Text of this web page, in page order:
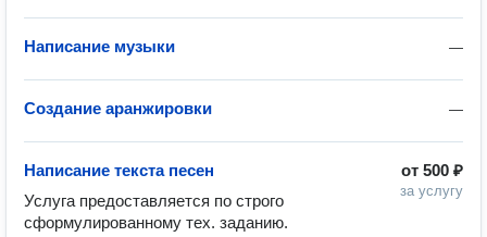
—
Написание музыки
—
Создание аранжировки
от 500 ₽
за услугу
Написание текста песен
Услуга предоставляется по строго
сформулированному тех. заданию.